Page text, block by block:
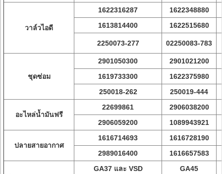
วาล์วไอดี
1622316287
1622348880
1613814400
1622515680
2250073-277 02250083-783
ชุดซ่อม
2901050300
2901021200
1619733300
1622375980
250018-262
250019-444
อะไหล่น้ำมันฟรี
22699861
2906038200
2906059200
1089943921
ปลายสายอากาศ
1616714693
1616728190
2989016400
1616657583
GA37 และ VSD GA45